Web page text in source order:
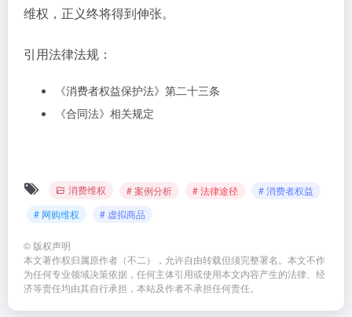
维权，正义终将得到伸张。
引用法律法规：
《消费者权益保护法》第二十三条
《合同法》相关规定
消费维权 # 案例分析 # 法律途径
# 消费者权益
# 网购维权
# 虚拟商品
© 版权声明
本文著作权归属原作者（不二），允许自由转载但须完整署名。本文不作
为任何专业领域决策依据，任何主体引用或使用本文内容产生的法律、经
济等责任均由其自行承担，本站及作者不承担任何责任。